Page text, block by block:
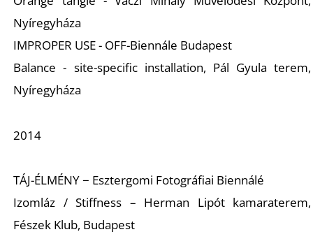
Nyíregyháza
IMPROPER USE - OFF-Biennále Budapest
Balance - site-specific installation, Pál Gyula terem,
Nyíregyháza
2014
TÁJ-ÉLMÉNY − Esztergomi Fotográfiai Biennálé
Izomláz / Stiffness – Herman Lipót kamaraterem,
Fészek Klub, Budapest